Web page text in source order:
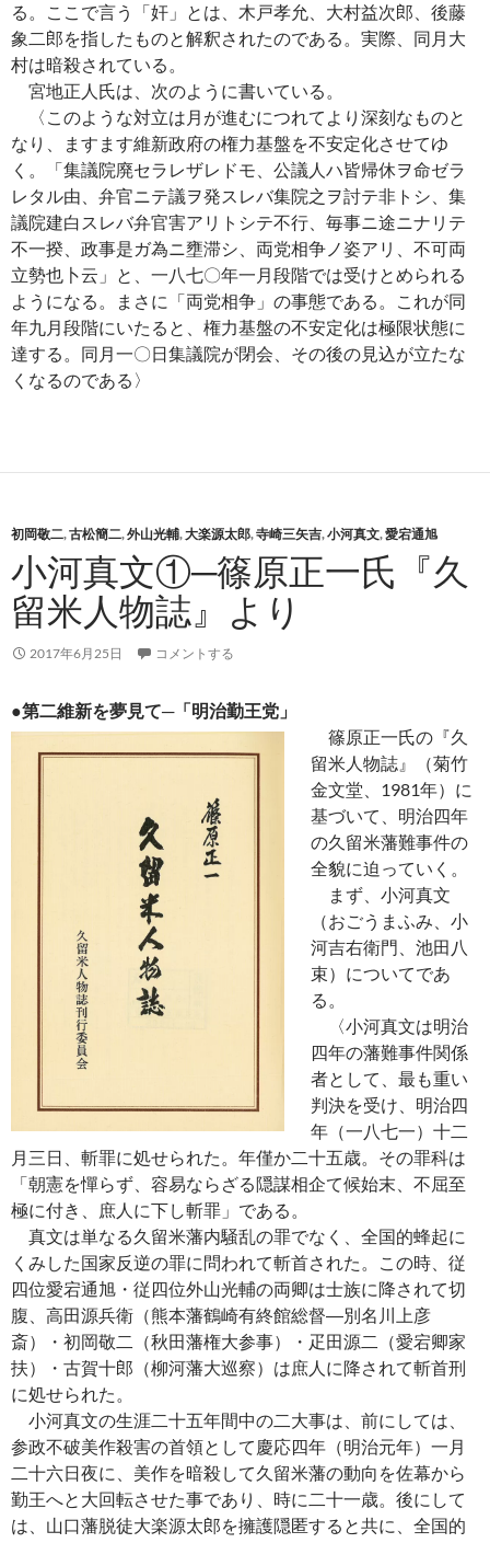
る。ここで言う「奸」とは、木戸孝允、大村益次郎、後藤
象二郎を指したものと解釈されたのである。実際、同月大
村は暗殺されている。
宮地正人氏は、次のように書いている。
〈このような対立は月が進むにつれてより深刻なものと
なり、ますます維新政府の権力基盤を不安定化させてゆ
く。「集議院廃セラレザレドモ、公議人ハ皆帰休ヲ命ゼラ
レタル由、弁官ニテ議ヲ発スレバ集院之ヲ討テ非トシ、集
議院建白スレバ弁官害アリトシテ不行、毎事ニ途ニナリテ
不一揆、政事是ガ為ニ壅滞シ、両党相争ノ姿アリ、不可両
立勢也卜云」と、一八七〇年一月段階では受けとめられる
ようになる。まさに「両党相争」の事態である。これが同
年九月段階にいたると、権力基盤の不安定化は極限状態に
達する。同月一〇日集議院が閉会、その後の見込が立たな
くなるのである〉
初岡敬二,古松簡二,外山光輔,大楽源太郎,寺崎三矢吉,小河真文,愛宕通旭
小河真文①─篠原正一氏『久
留米人物誌』より
2017年6月25日 コメントする
●第二維新を夢見て─「明治勤王党」
篠原正一氏の『久
留米人物誌』（菊竹
金文堂、1981年）に
基づいて、明治四年
の久留米藩難事件の
全貌に迫っていく。
まず、小河真文
（おごうまふみ、小
河吉右衛門、池田八
束）についてであ
る。
〈小河真文は明治
四年の藩難事件関係
者として、最も重い
判決を受け、明治四
年（一八七一）十二
月三日、斬罪に処せられた。年僅か二十五歳。その罪科は
「朝憲を憚らず、容易ならざる隠謀相企て候始末、不屈至
極に付き、庶人に下し斬罪」である。
真文は単なる久留米藩内騒乱の罪でなく、全国的蜂起に
くみした国家反逆の罪に問われて斬首された。この時、従
四位愛宕通旭・従四位外山光輔の両卿は士族に降されて切
腹、高田源兵衛（熊本藩鶴崎有終館総督―別名川上彦
斎）・初岡敬二（秋田藩権大参事）・疋田源二（愛宕卿家
扶）・古賀十郎（柳河藩大巡察）は庶人に降されて斬首刑
に処せられた。
小河真文の生涯二十五年間中の二大事は、前にしては、
参政不破美作殺害の首領として慶応四年（明治元年）一月
二十六日夜に、美作を暗殺して久留米藩の動向を佐幕から
勤王へと大回転させた事であり、時に二十一歳。後にして
は、山口藩脱徒大楽源太郎を擁護隠匿すると共に、全国的